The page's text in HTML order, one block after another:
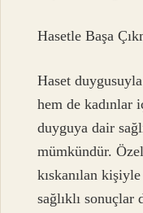
Hasetle Başa
Haset
hem de
duyguya dair
mümkündür.
kıskanılan
sağlıklı